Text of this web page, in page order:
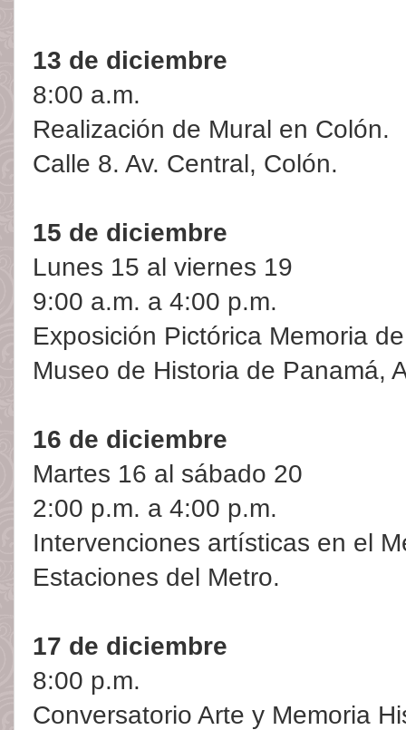
13 de diciembre
8:00 a.m.
Realización de Mural en Colón.
Calle 8. Av. Central, Colón.
15 de diciembre
Lunes 15 al viernes 19
9:00 a.m. a 4:00 p.m.
Exposición Pictórica Memoria
Museo de Historia de Panamá,
16 de diciembre
Martes 16 al sábado 20
2:00 p.m. a 4:00 p.m.
Intervenciones artísticas en el
Estaciones del Metro.
17 de diciembre
8:00 p.m.
Conversatorio Arte y Memoria